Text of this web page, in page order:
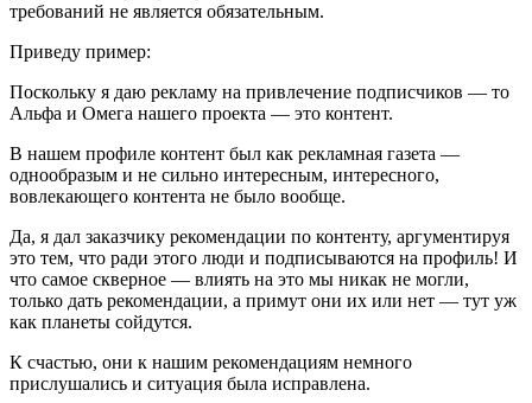
требований не является обязательным.
Приведу пример:
Поскольку я даю рекламу на привлечение подписчиков — то
Альфа и Омега нашего проекта — это контент.
В нашем профиле контент был как рекламная газета —
однообразым и не сильно интересным, интересного,
вовлекающего контента не было вообще.
Да, я дал заказчику рекомендации по контенту, аргументируя
это тем, что ради этого люди и подписываются на профиль! И
что самое скверное — влиять на это мы никак не могли,
только дать рекомендации, а примут они их или нет — тут уж
как планеты сойдутся.
К счастью, они к нашим рекомендациям немного
прислушались и ситуация была исправлена.